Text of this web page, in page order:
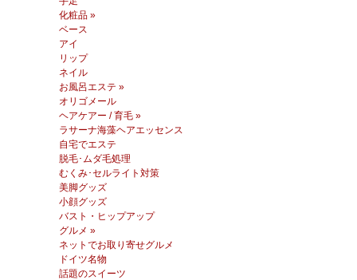
化粧品 »
ベース
アイ
リップ
ネイル
お風呂エステ »
オリゴメール
ヘアケアー / 育毛 »
ラサーナ海藻ヘアエッセンス
自宅でエステ
脱毛･ムダ毛処理
むくみ･セルライト対策
美脚グッズ
小顔グッズ
バスト・ヒップアップ
グルメ »
ネットでお取り寄せグルメ
ドイツ名物
話題のスイーツ